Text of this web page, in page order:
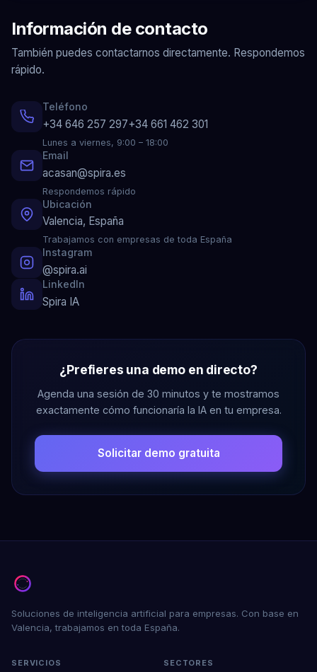
Información de contacto
También puedes contactarnos directamente. Respondemos
rápido.
Teléfono
+34 646 257 297+34 661 462 301
Lunes a viernes, 9:00 – 18:00
Email
acasan@spira.es
Respondemos rápido
Ubicación
Valencia, España
Trabajamos con empresas de toda España
Instagram
@spira.ai
LinkedIn
Spira IA
¿Prefieres una demo en directo?
Agenda una sesión de 30 minutos y te mostramos
exactamente cómo funcionaría la IA en tu empresa.
Solicitar demo gratuita
Soluciones de inteligencia artificial para empresas. Con base en
Valencia, trabajamos en toda España.
SERVICIOS SECTORES